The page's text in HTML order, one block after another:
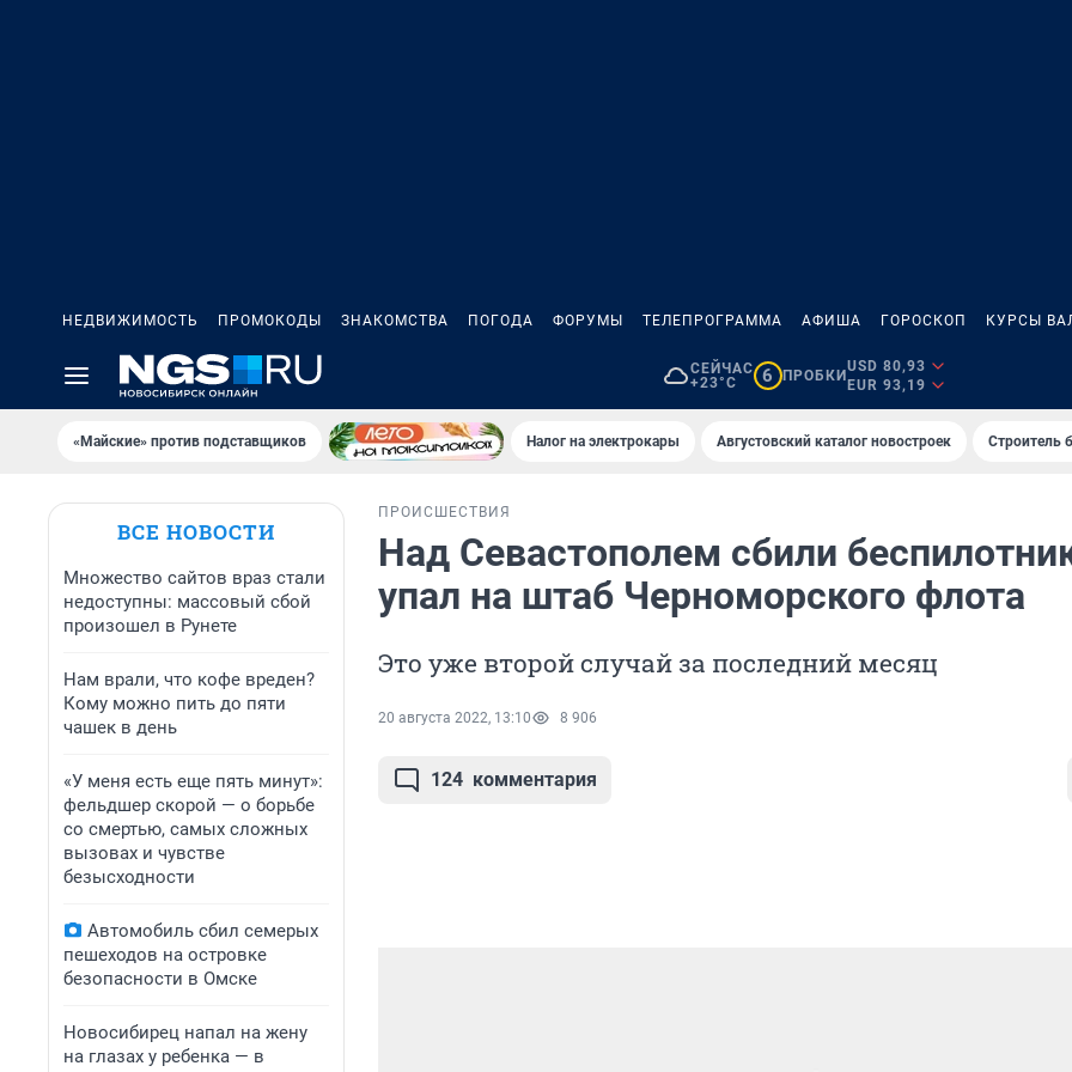
НЕДВИЖИМОСТЬ ПРОМОКОДЫ ЗНАКОМСТВА ПОГОДА ФОРУМЫ ТЕЛЕПРОГРАММА АФИША ГОРОСКОП КУРСЫ
СЕЙЧАС
+23°C
6 ПРОБКИ
USD 80,93
EUR 93,19
«Майские» против подставщиков Налог на электрокары Августовский каталог новостроек Строитель
ВСЕ НОВОСТИ
Множество сайтов враз стали
недоступны: массовый сбой
произошел в Рунете
Нам врали, что кофе вреден?
Кому можно пить до пяти
чашек в день
«У меня есть еще пять минут»:
фельдшер скорой — о борьбе
со смертью, самых сложных
вызовах и чувстве
безысходности
Автомобиль сбил семерых
пешеходов на островке
безопасности в Омске
Новосибирец напал на жену
на глазах у ребенка — в
ПРОИСШЕСТВИЯ
Над Севастополем сбили
упал на штаб Черноморского флота
Это уже второй случай за последний месяц
20 августа 2022, 13:10 8 906
124 комментария